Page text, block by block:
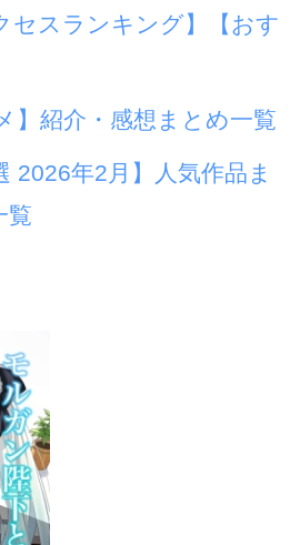
セスランキング】【おす
】紹介・感想まとめ一覧
2026年2月】人気作品ま
覧